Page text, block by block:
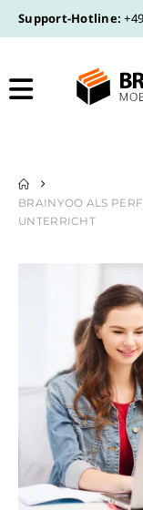
Support-Hotline:
BRAINYOO ALS
UNTERRICHT